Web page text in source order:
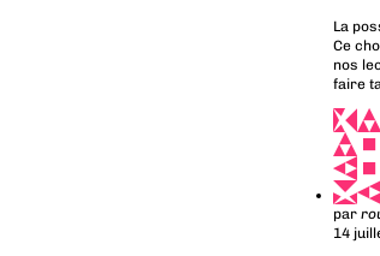
La
Ce
nos
faire
par
14